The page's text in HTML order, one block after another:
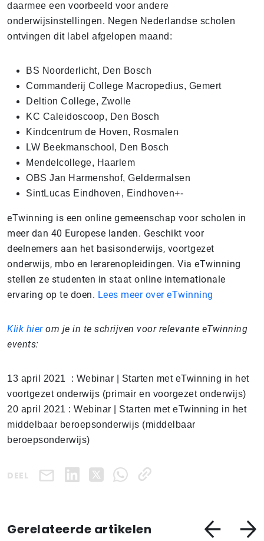
daarmee een voorbeeld voor andere
onderwijsinstellingen. Negen Nederlandse scholen
ontvingen dit label afgelopen maand:
BS Noorderlicht, Den Bosch
Commanderij College Macropedius, Gemert
Deltion College, Zwolle
KC Caleidoscoop, Den Bosch
Kindcentrum de Hoven, Rosmalen
LW Beekmanschool, Den Bosch
Mendelcollege, Haarlem
OBS Jan Harmenshof, Geldermalsen
SintLucas Eindhoven, Eindhoven+-
eTwinning is een online gemeenschap voor scholen in
meer dan 40 Europese landen. Geschikt voor
deelnemers aan het basisonderwijs, voortgezet
onderwijs, mbo en lerarenopleidingen. Via eTwinning
stellen ze studenten in staat online internationale
ervaring op te doen. Lees meer over eTwinning
Klik hierom je in te schrijven voor relevante eTwinning
events:
13 april 2021 : Webinar | Starten met eTwinning in het
voortgezet onderwijs (primair en voorgezet onderwijs)
20 april 2021 : Webinar | Starten met eTwinning in het
middelbaar beroepsonderwijs (middelbaar
beroepsonderwijs)
DEEL
Gerelateerde artikelen